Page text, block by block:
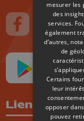
Suivez-nous sur
Suivez-
Liens utiles
mesurer les
des
services.
également
d’autres,
de
Certains
leur
opposer dans
pouvez